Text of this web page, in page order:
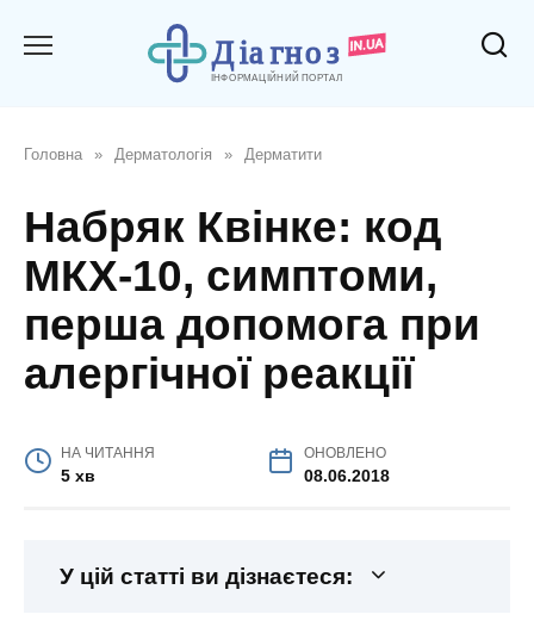
Головна » Дерматологія » Дерматити
Набряк Квінке: код
МКХ-10, симптоми,
перша допомога при
алергічної реакції
НА ЧИТАННЯ
5 хв
ОНОВЛЕНО
08.06.2018
У цій статті ви дізнаєтеся: